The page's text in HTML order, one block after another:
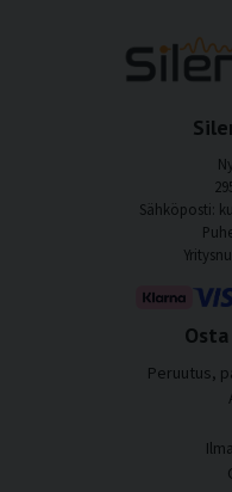
Sähköposti:
Peruutus,